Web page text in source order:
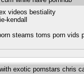
videos bestiality
kendall
steams toms porn vids
exotic pornstars chris